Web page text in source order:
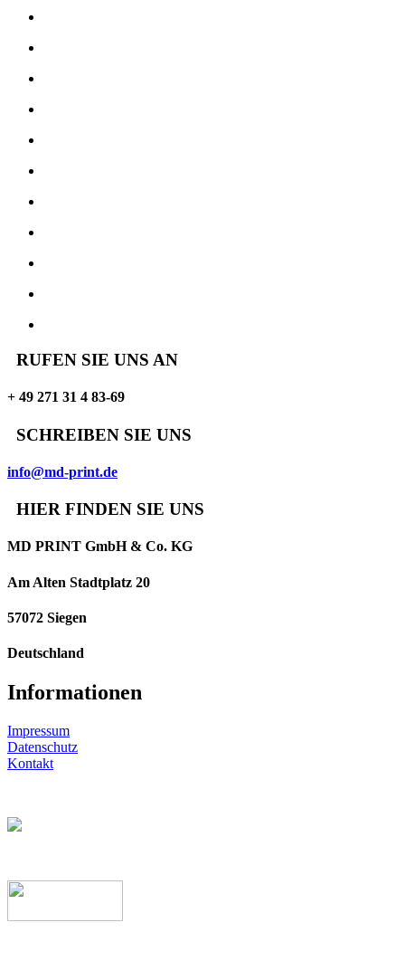
RUFEN SIE UNS AN
+ 49 271 31 4 83-69
SCHREIBEN SIE UNS
info@md-print.de
HIER FINDEN SIE UNS
MD PRINT GmbH & Co. KG
Am Alten Stadtplatz 20
57072 Siegen
Deutschland
Informationen
Impressum
Datenschutz
Kontakt